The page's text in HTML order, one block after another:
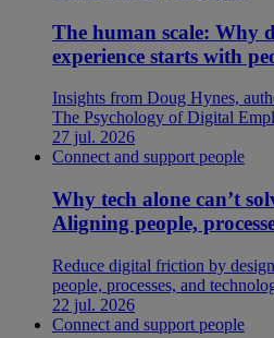
The human scale: Why
experience starts with
Insights from Doug Hynes,
The Psychology of Digital
27 jul. 2026
Connect and support people
Why tech alone can’t
Aligning people,
Reduce digital friction by
people, processes, and
22 jul. 2026
Connect and support people